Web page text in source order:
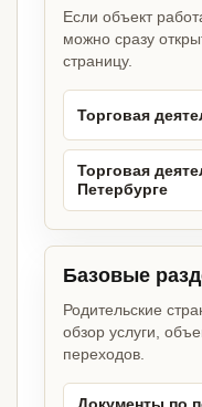
Если объект
можно сразу
страницу.
Торговая
Торговая
Петербурге
Базовые
Родительские
обзор услуги,
переходов.